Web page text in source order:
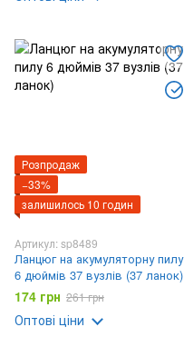
Розпродаж
−33%
залишилось 10 годин
Артикул: sp8489
Ланцюг на акумуляторну пилу
6 дюймів 37 вузлів (37 ланок)
174 грн 261 грн
Оптові ціни